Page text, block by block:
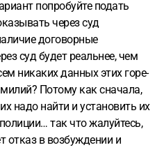
попробуйте подать
через суд
договорные
суд будет реальнее, чем
никаких данных этих горе-
Потому как сначала,
надо найти и установить их
так что жалуйтесь,
отказ в возбуждении и